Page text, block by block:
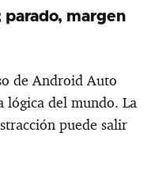
margen
de Android Auto
lógica del mundo. La
puede salir